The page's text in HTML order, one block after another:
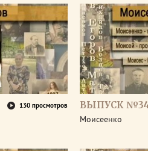
130 просмотров ВЫПУСК
Моисеенко